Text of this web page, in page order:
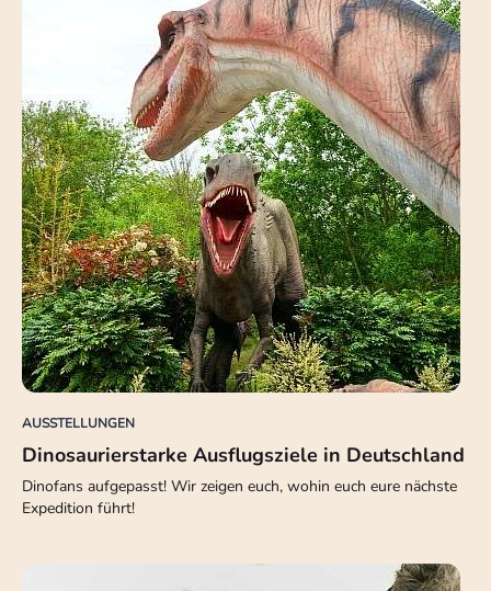
AUSSTELLUNGEN
Dinosaurierstarke Ausflugsziele in Deutschland
Dinofans aufgepasst! Wir zeigen euch, wohin euch eure nächste
Expedition führt!